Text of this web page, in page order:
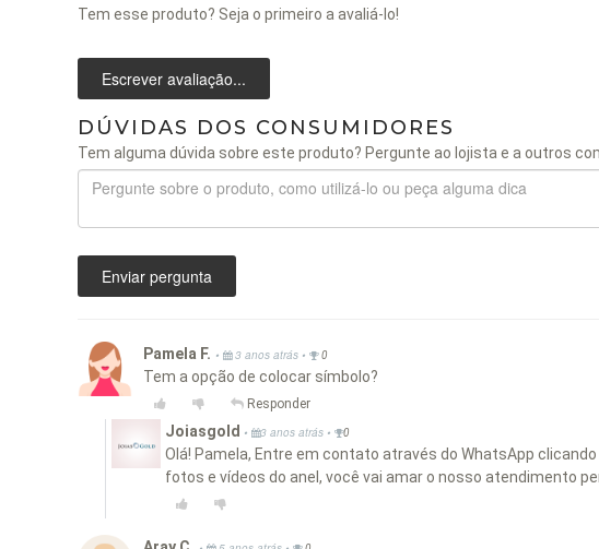
Tem esse produto? Seja o primeiro a avaliá-lo!
Escrever avaliação...
DÚVIDAS DOS CONSUMIDORES
Tem alguma dúvida sobre este produto? Pergunte ao lojista e a outros
Enviar pergunta
Pamela F. • 3 anos atrás • 0
Tem a opção de colocar símbolo?
Responder
Joiasgold • 3 anos atrás • 0
Olá! Pamela, Entre em contato através do WhatsApp clicando
fotos e vídeos do anel, você vai amar o nosso atendimento